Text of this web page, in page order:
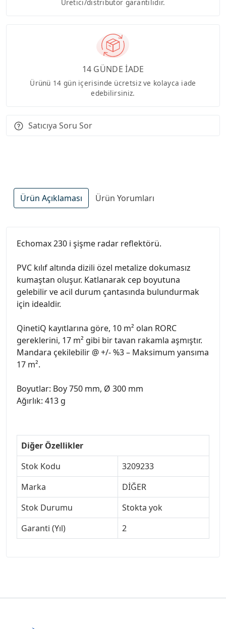
Üretici/distribütör garantilidir.
14 GÜNDE İADE
Ürünü 14 gün içerisinde ücretsiz ve kolayca iade
edebilirsiniz.
Satıcıya Soru Sor
Ürün Açıklaması Ürün Yorumları
Echomax 230 i şişme radar reflektörü.
PVC kılıf altında dizili özel metalize dokumasız
kumaştan oluşur. Katlanarak cep boyutuna
gelebilir ve acil durum çantasında bulundurmak
için idealdir.
QinetiQ kayıtlarına göre, 10 m² olan RORC
gereklerini, 17 m² gibi bir tavan rakamla aşmıştır.
Mandara çekilebilir @ +/- %3 – Maksimum yansıma
17 m².
Boyutlar: Boy 750 mm, Ø 300 mm
Ağırlık: 413 g
Diğer Özellikler
Stok Kodu
3209233
Marka
DİĞER
Stok Durumu
Stokta yok
Garanti (Yıl)
2